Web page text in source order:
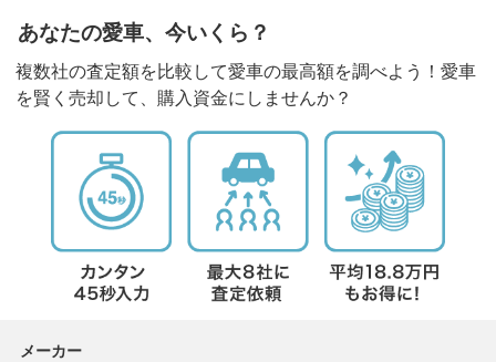
あなたの愛車、今いくら？
複数社の査定額を比較して愛車の最高額を調べよう！愛車
を賢く売却して、購入資金にしませんか？
メーカー